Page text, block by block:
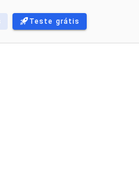
Teste grátis